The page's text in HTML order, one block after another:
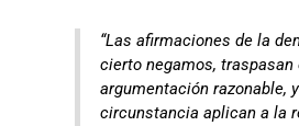
“Las afirmaciones de la
cierto negamos,
argumentación razonable,
circunstancia aplican a la